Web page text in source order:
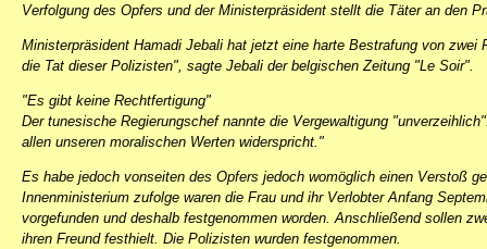
Verfolgung des Opfers und der Ministerpräsident stellt die Täter an den
Ministerpräsident Hamadi Jebali hat jetzt eine harte Bestrafung von
die Tat dieser Polizisten", sagte Jebali der belgischen Zeitung "Le Soir".
"Es gibt keine Rechtfertigung"
Der tunesische Regierungschef nannte die Vergewaltigung
allen unseren moralischen Werten widerspricht."
Es habe jedoch vonseiten des Opfers jedoch womöglich einen Verstoß
Innenministerium zufolge waren die Frau und ihr Verlobter Anfang
vorgefunden und deshalb festgenommen worden. Anschließend sollen
ihren Freund festhielt. Die Polizisten wurden festgenommen.